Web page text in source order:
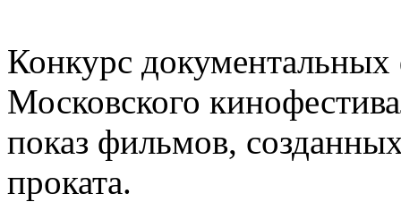
Конкурс
Московского
показ фильмов,
проката.